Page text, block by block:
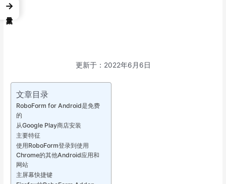
更新于：2022年6月6日
文章目录
RoboForm for Android是免费
的
从Google Play商店安装
主要特征
使用RoboForm登录到使用
Chrome的其他Android应用和
网站
主屏幕快捷键
→